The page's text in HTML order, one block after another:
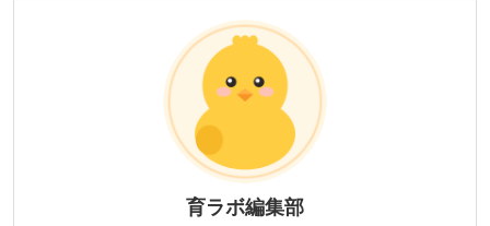
育ラボ編集部